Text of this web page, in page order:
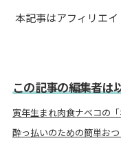
本記事はアフィリエ
この記事の編集者は
寅年生まれ肉食ナベコの
酔っ払いのための簡単お